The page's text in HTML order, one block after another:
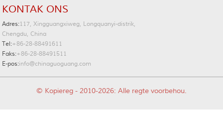
KONTAK ONS
Adres:117, Xingguangxiweg, Longquanyi-distrik,
Chengdu, China
Tel:+86-28-88491611
Faks:+86-28-88491511
E-pos:info@chinaguoguang.com
© Kopiereg - 2010-2026: Alle regte voorbehou.